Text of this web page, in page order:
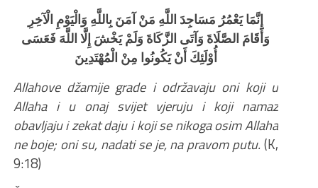
إِنَّمَا يَعْمُرُ مَسَاجِدَ اللَّهِ مَنْ آمَنَ بِاللَّهِ وَالْيَوْمِ الْآخِرِ
وَأَقَامَ الصَّلَاةَ وَآتَى الزَّكَاةَ وَلَمْ يَخْشَ إِلَّا اللَّهَ فَعَسَى
أُوْلَئِكَ أَنْ يَكُونُوا مِنْ الْمُهْتَدِينَ
Allahove džamije grade i održavaju oni koji u
Allaha i u onaj svijet vjeruju i koji namaz
obavljaju i zekat daju i koji se nikoga osim Allaha
ne boje; oni su, nadati se je, na pravom putu. (K,
9:18)